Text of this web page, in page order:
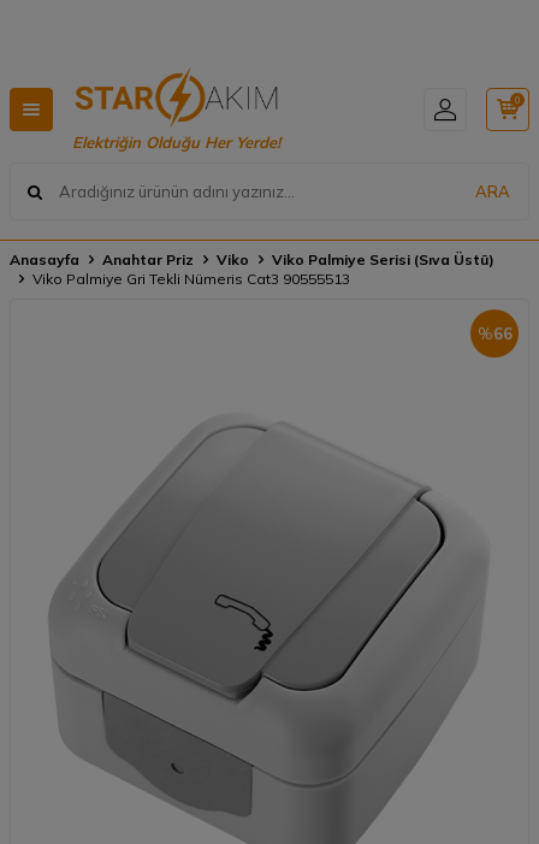
Elektriğin Olduğu Her Yerde!
ARA
0
Anasayfa Anahtar Priz Viko
Viko Palmiye Serisi (Sıva Üstü)
Viko Palmiye Gri Tekli Nümeris Cat3 90555513
%66